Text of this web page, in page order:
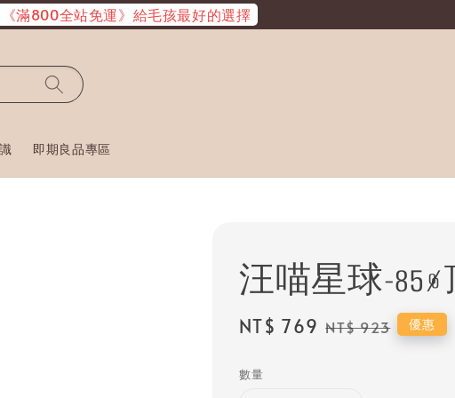
《滿800全站免運》給毛孩最好的選擇
即期良品專區
汪喵星球-
Sale
NT$ 769 Regular
NT$ 923 優惠
數量